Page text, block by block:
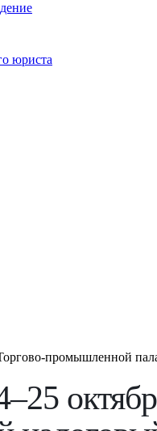
юриста
промышленной